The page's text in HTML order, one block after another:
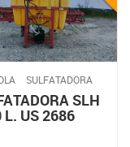
SULFATADORA
SLH
L. US 2686